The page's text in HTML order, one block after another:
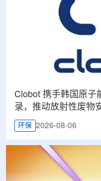
Clobot 携手韩国原子
录，推动放射性废物
环保 2026-08-06